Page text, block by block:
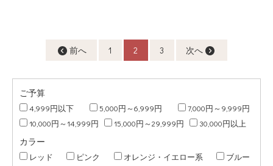
前へ 1 2 3 次へ
ご予算
4,999円以下 5,000円～6,999円
7,000円～9,999円
10,000円～14,999円
15,000円～29,999円 30,000円以上
カラー
レッド ピンク オレンジ・イエロー系
ブルー